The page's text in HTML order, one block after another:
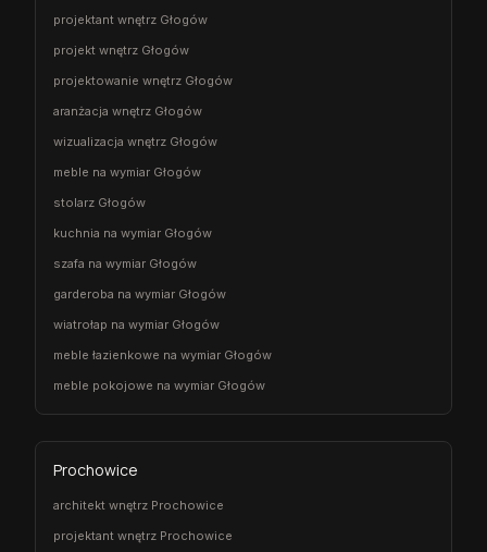
projektant wnętrz Głogów
projekt wnętrz Głogów
projektowanie wnętrz Głogów
aranżacja wnętrz Głogów
wizualizacja wnętrz Głogów
meble na wymiar Głogów
stolarz Głogów
kuchnia na wymiar Głogów
szafa na wymiar Głogów
garderoba na wymiar Głogów
wiatrołap na wymiar Głogów
meble łazienkowe na wymiar Głogów
meble pokojowe na wymiar Głogów
Prochowice
architekt wnętrz Prochowice
projektant wnętrz Prochowice